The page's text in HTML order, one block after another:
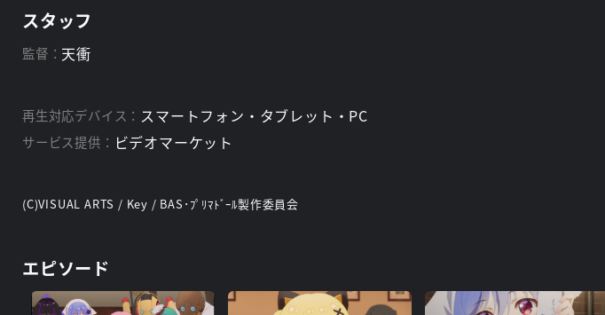
スタッフ
監督： 天衝
再生対応デバイス： スマートフォン・タブレット・PC
サービス提供： ビデオマーケット
(C)VISUAL ARTS / Key / BAS･ﾌﾟﾘﾏﾄﾞｰﾙ製作委員会
エピソード